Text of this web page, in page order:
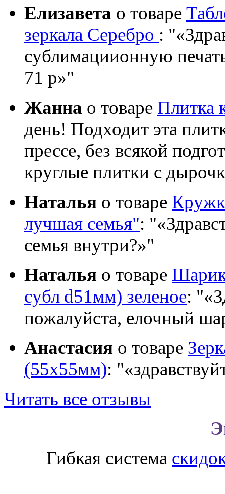
Елизавета о товаре
зеркала Серебро :
сублимациионную
71 р»
Жанна о товаре Плитка
день! Подходит эта
прессе, без всякой
круглые плитки с
Наталья о товаре
лучшая семья":
семья внутри?»
Наталья о товаре
субл d51мм) зеленое:
пожалуйста, елочный
Анастасия о товаре
(55х55мм):
Читать все отзывы
Гибкая система